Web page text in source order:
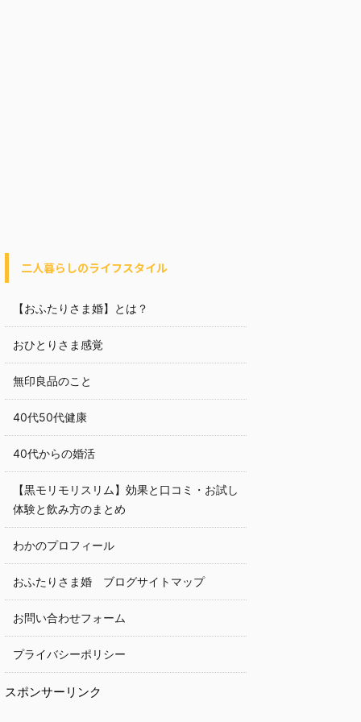
二人暮らしのライフスタイル
【おふたりさま婚】とは？
おひとりさま感覚
無印良品のこと
40代50代健康
40代からの婚活
【黒モリモリスリム】効果と口コミ・お試し
体験と飲み方のまとめ
わかのプロフィール
おふたりさま婚 ブログサイトマップ
お問い合わせフォーム
プライバシーポリシー
スポンサーリンク